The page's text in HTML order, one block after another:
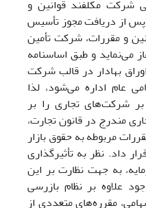
مکلفند قوانین و
پس از دریافت مجوز تأسیس
و مقررات، شرکت تأمین
می‌نماید و طبق اساسنامه
بهادار در قالب شرکت
عام اداره می‌شود، لذا
شرکت‌های تجاری را بر
مندرج در قانون تجارت،
مربوطه به حقوق بازار
داد. نظر به تأثیرگذاری
به جهت نظارت بر این
علاوه بر نظام بازرسی
مقرره‌های متعددی از